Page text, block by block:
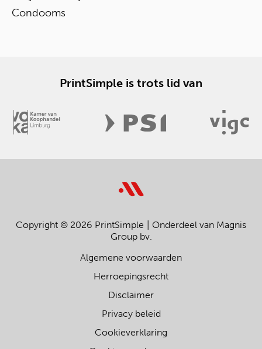
Condooms
PrintSimple is trots lid van
Copyright © 2026 PrintSimple
Onderdeel van Magnis
Group bv.
Algemene voorwaarden
Herroepingsrecht
Disclaimer
Privacy beleid
Cookieverklaring